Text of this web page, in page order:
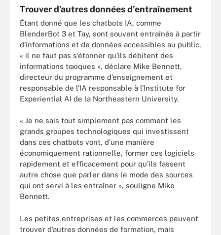
Trouver d’autres données d’entraînement
Étant donné que les chatbots IA, comme
BlenderBot 3 et Tay, sont souvent entraînés à partir
d’informations et de données accessibles au public,
« il ne faut pas s’étonner qu’ils débitent des
informations toxiques », déclare Mike Bennett,
directeur du programme d’enseignement et
responsable de l’IA responsable à l’Institute for
Experiential AI de la Northeastern University.
« Je ne sais tout simplement pas comment les
grands groupes technologiques qui investissent
dans ces chatbots vont, d’une manière
économiquement rationnelle, former ces logiciels
rapidement et efficacement pour qu’ils fassent
autre chose que parler dans le mode des sources
qui ont servi à les entraîner », souligne Mike
Bennett.
Les petites entreprises et les commerces peuvent
trouver d’autres données de formation, mais